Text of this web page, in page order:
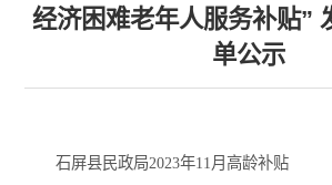
经济困难老年人服务补贴”
单公示
石屏县民政局2023年11月高